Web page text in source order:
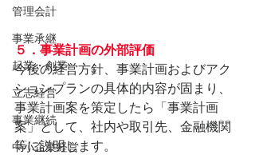
管理会計
事業承継
起業・創業
立志経営
事業継続
中小企業経営
５．事業計画の外部評価
今後の経営方針、事業計画およびアク
ションプランの具体的内容が固まり、
事業計画案を策定したら「事業計画
案」として、社内や取引先、金融機関
等に説明します。